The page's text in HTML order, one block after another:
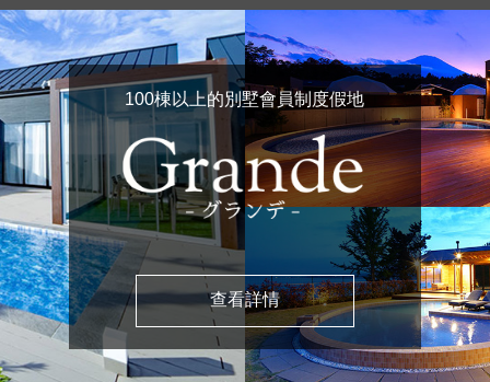
100棟以上的別墅會員制度假地
查看詳情